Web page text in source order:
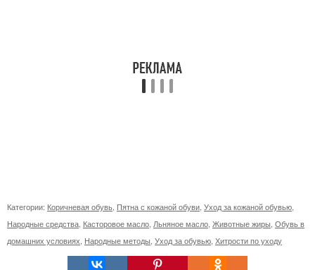
Категории: Коричневая обувь Пятна с кожаной обуви Уход за кожаной обувью
Народные средства Касторовое масло Льняное масло Животные жиры Обувь в
домашних условиях Народные методы Уход за обувью Хитрости по уходу